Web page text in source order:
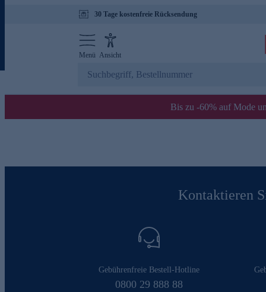
30 Tage kostenfreie Rücksendung
Menü Ansicht
Bis zu -60% auf Mode
Kontaktieren
Gebührenfreie Bestell-Hotline
0800 29 888 88